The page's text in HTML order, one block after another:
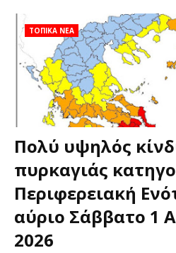
ΤΟΠΙΚΑ ΝΕΑ
Πολύ υψηλός
πυρκαγιάς
Περιφερειακή
αύριο Σάββατο 1
2026